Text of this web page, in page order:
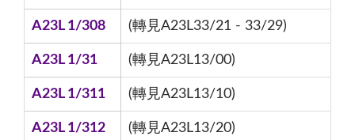
A23L 1/308 (轉見A23L33/21 - 33/29)
A23L 1/31 (轉見A23L13/00)
A23L 1/311 (轉見A23L13/10)
A23L 1/312 (轉見A23L13/20)